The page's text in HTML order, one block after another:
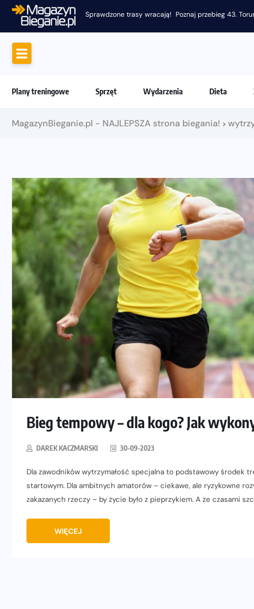
Sprawdzone trasy wracają! Poznaj przebieg 43.
Plany treningowe Sprzęt Wydarzenia Dieta
MagazynBieganie.pl - NAJLEPSZA strona biegania! >
Bieg tempowy – dla kogo? Jak
DAREK KACZMARSKI 30-09-2023
Dla zawodników wytrzymałość specjalna to podstawowy środek
startowym. Dla ambitnych amatorów – ciekawe, ale ryzykowne
zakazanych rzeczy – by życie było z pieprzykiem. A że czasami
WIĘCEJ